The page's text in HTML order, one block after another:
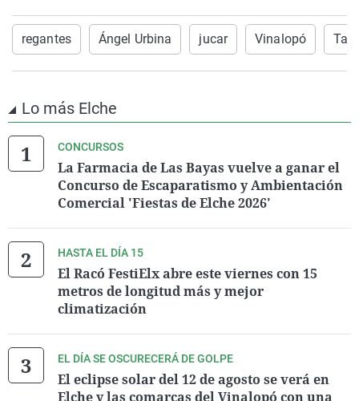
regantes Ángel Urbina jucar Vinalopó Tajo
Lo más Elche
CONCURSOS
La Farmacia de Las Bayas vuelve a ganar el
Concurso de Escaparatismo y Ambientación
Comercial 'Fiestas de Elche 2026'
HASTA EL DÍA 15
El Racó FestiElx abre este viernes con 15
metros de longitud más y mejor
climatización
EL DÍA SE OSCURECERÁ DE GOLPE
El eclipse solar del 12 de agosto se verá en
Elche y las comarcas del Vinalopó con una